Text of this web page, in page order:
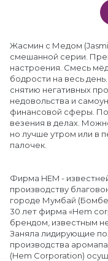
Жасмин с Медом
смешанной серии.
настроения. Смесь
бодрости на весь
снятию негативных
недовольства и
финансовой сферы.
везения в делах.
но лучше утром или в
палочек.
Фирма HEM -
производству
городе Мумбай
30 лет фирма «Hem
брендом, известным
Заняла лидирующие
производства
(Hem Сorporation)